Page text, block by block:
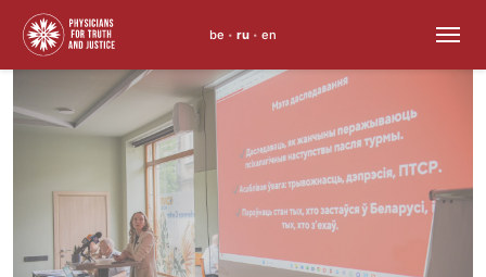
to
content
be • ru • en